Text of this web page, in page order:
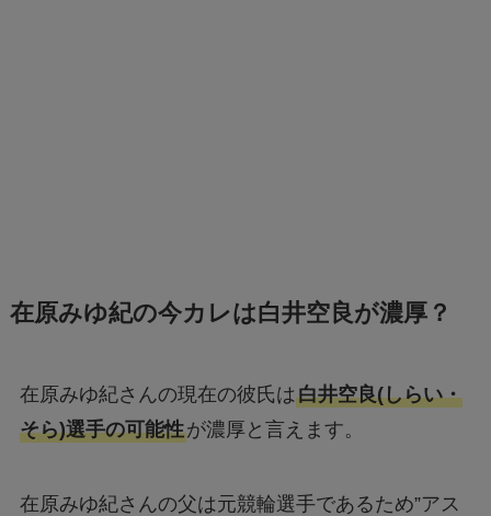
在原みゆ紀の今カレは白井空良が濃厚？
在原みゆ紀さんの現在の彼氏は白井空良(しらい・
そら)選手の可能性が濃厚と言えます。
在原みゆ紀さんの父は元競輪選手であるため”アス